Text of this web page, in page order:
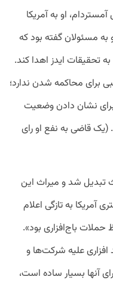
او به آمریکا
به مسئولان گفته بود که
تحقیقات ایدز اهدا کند.
برای محاکمه شدن ندارد؛
برای نشان دادن وضعیت
قاضی به نفع او رای
تبدیل شد و میراث این
آمریکا به تازگی اعلام
از لحاظ حملات باج‌افزاری بود».
علیه شرکت‌ها و
آنها بسیار ساده است،